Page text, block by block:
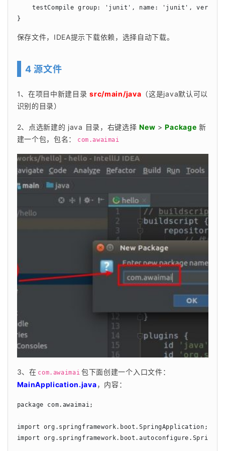
testCompile group: 'junit', name: 'junit',
}
保存文件，IDEA提示下载依赖，选择自动下载。
4 源文件
1、在项目中新建目录 src/main/java （这是java默认可以
识别的目录）
2、点选新建的 java 目录，右键选择 New > Package 新
建一个包，包名：
com.awaimai
3、在 com.awaimai 包下面创建一个入口文件：
MainApplication.java，内容：
package com.awaimai;
import org.springframework.boot.SpringApplication;
import